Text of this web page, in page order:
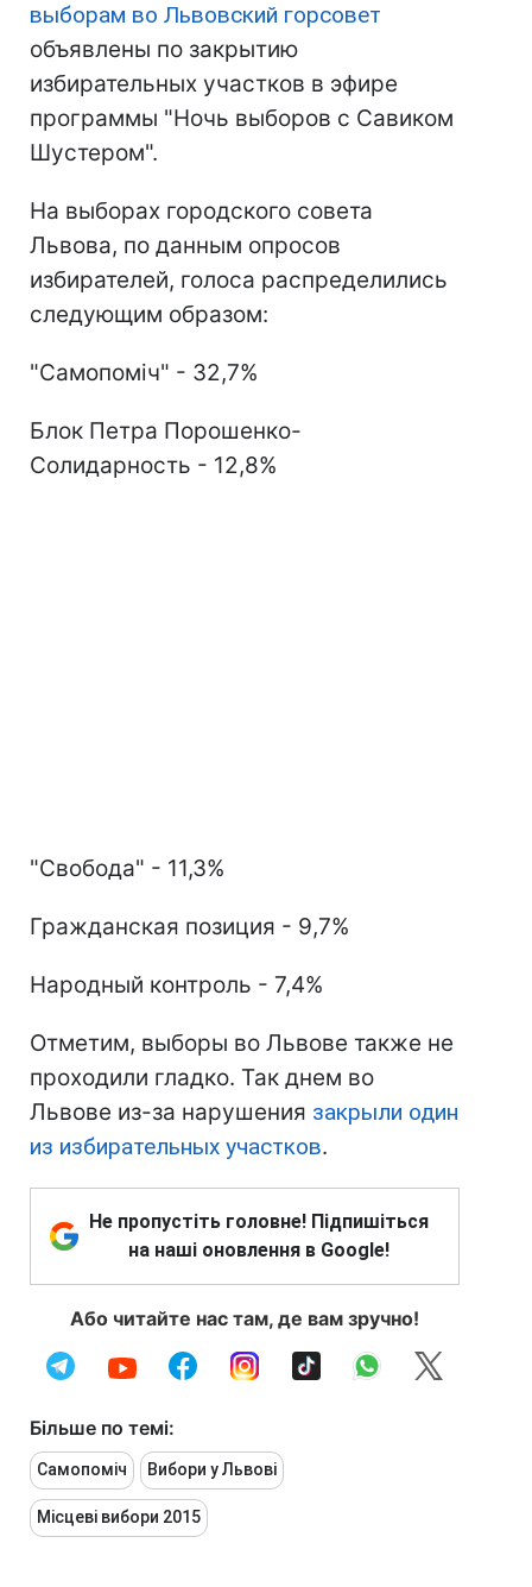
выборам во Львовский горсовет
объявлены по закрытию
избирательных участков в эфире
программы "Ночь выборов с Савиком
Шустером".
На выборах городского совета
Львова, по данным опросов
избирателей, голоса распределились
следующим образом:
"Самопоміч" - 32,7%
Блок Петра Порошенко-
Солидарность - 12,8%
"Свобода" - 11,3%
Гражданская позиция - 9,7%
Народный контроль - 7,4%
Отметим, выборы во Львове также не
проходили гладко. Так днем во
Львове из-за нарушения закрыли один
из избирательных участков.
Не пропустіть головне! Підпишіться
на наші оновлення в Google!
Або читайте нас там, де вам зручно!
Більше по темі:
Самопоміч Вибори у Львові
Місцеві вибори 2015